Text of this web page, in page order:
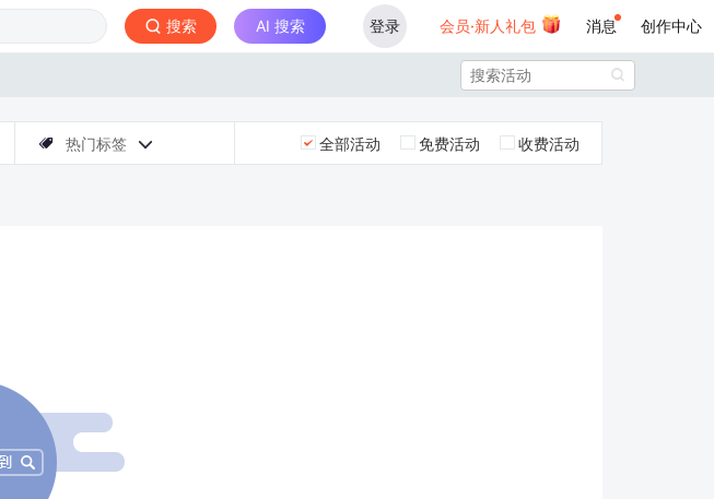
搜索 AI 搜索 登录 会员·新人礼包 消息 创作中心

 热门标签  全部活动 免费活动 收费活动